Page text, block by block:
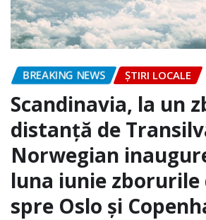
BREAKING NEWS ȘTIRI LOCALE
Scandinavia, la un
distanță de
Norwegian
luna iunie
spre Oslo și